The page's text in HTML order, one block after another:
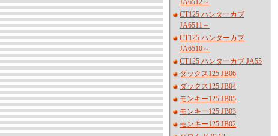
JA6512～
CT125 ハンターカブ
JA6511～
CT125 ハンターカブ
JA6510～
CT125 ハンターカブ JA55
ダックス125 JB06
ダックス125 JB04
モンキー125 JB05
モンキー125 JB03
モンキー125 JB02